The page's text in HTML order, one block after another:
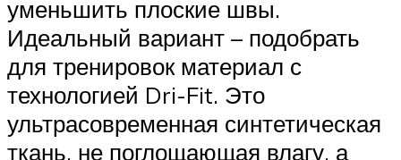
уменьшить плоские швы.
Идеальный вариант – подобрать
для тренировок материал с
технологией Dri-Fit. Это
ультрасовременная синтетическая
ткань, не поглощающая влагу, а